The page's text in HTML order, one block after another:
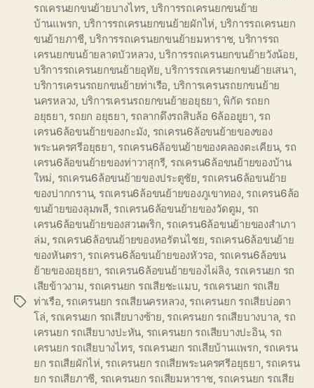
Tags
รถเครนยกขนย้ายบางไทร บริการรถเครนยกขนย้าย
บ้านแพรก บริการรถเครนยกขนย้ายผักไห่ บริการรถเครนยก
ขนย้ายภาชี,บริการรถเครนยกขนย้ายมหาราช, บริการรถ
เครนยกขนย้ายลาดบัวหลวง,บริการรถเครนยกขนย้ายวังน้อย
บริการรถเครนยกขนย้ายอุทัย ,บริการรถเครนยกขนย้ายเสนา
บริการเครนรถยกขนย้ายท่าเรือ บริการเครนรถยกขนย้าย
นครหลวง บริการเครนรถยกขนย้ายอยุธยา ,พิกัด รถยก
อยุธยา รถยก อยุธยา รถลากดึงรถสิบล้อ 6ล้ออยูยา รถ
เครน6ล้อขนย้ายของกะมัง รถเครน6ล้อขนย้ายของของ
พระนครศรีอยุธยา รถเครน6ล้อขนย้ายของคลองตะเคียน, รถ
เครน6ล้อขนย้ายของท่าวาสุกรี, รถเครน6ล้อขนย้ายของบ้าน
ใหม่ รถเครน6ล้อขนย้ายของประตูชัย รถเครน6ล้อขนย้าย
ของปากกราน, รถเครน6ล้อขนย้ายของภูเขาทอง, รถเครน6ล้อ
ขนย้ายของลุมพลี รถเครน6ล้อขนย้ายของวัดตูม รถ
เครน6ล้อขนย้ายของสวนพริก รถเครน6ล้อขนย้ายของสำเภา
ล่ม รถเครน6ล้อขนย้ายของหอรัตนไชย รถเครน6ล้อขนย้าย
ของหันตรา รถเครน6ล้อขนย้ายของหัวรอ รถเครน6ล้อขน
ย้ายของอยุธยา รถเครน6ล้อขนย้ายของไผ่ลิง, รถเครนยก รถ
เสียข้าวงาม รถเครนยก รถเสียชะแมบ รถเครนยก รถเสีย
ท่าเรือ รถเครนยก รถเสียนครหลวง, รถเครนยก รถเสียบ่อตา
โล่ รถเครนยก รถเสียบางซ้าย รถเครนยก รถเสียบางบาล รถ
เครนยก รถเสียบางปะหัน รถเครนยก รถเสียบางปะอิน, รถ
เครนยก รถเสียบางไทร, รถเครนยก รถเสียบ้านแพรก รถเครน
ยก รถเสียผักไห่ รถเครนยก รถเสียพระนครศรีอยุธยา รถเครน
ยก รถเสียภาชี รถเครนยก รถเสียมหาราช, รถเครนยก รถเสีย